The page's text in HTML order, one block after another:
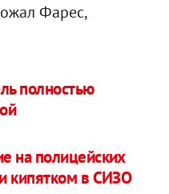
Фарес,
полностью
на полицейских
кипятком в СИЗО